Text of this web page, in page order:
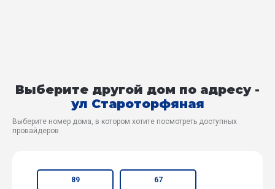
Выберите другой дом по адресу -
ул Староторфяная
Выберите номер дома, в котором хотите посмотреть доступных
провайдеров
89 67